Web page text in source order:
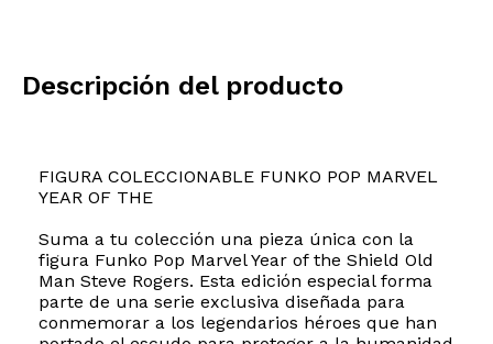
Descripción del producto
FIGURA COLECCIONABLE FUNKO POP MARVEL
YEAR OF THE
Suma a tu colección una pieza única con la
figura Funko Pop Marvel Year of the Shield Old
Man Steve Rogers. Esta edición especial forma
parte de una serie exclusiva diseñada para
conmemorar a los legendarios héroes que han